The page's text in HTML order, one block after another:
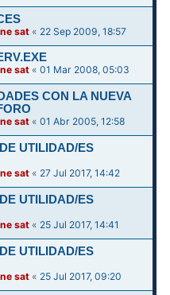
sat « 22 Sep 2009, 18:57
sat «01 Mar 2008, 05:03
CON LA NUEVA
sat «01 Abr 2005, 12:58
UTILIDAD/ES
sat « 27 Jul 2017, 14:42
UTILIDAD/ES
sat « 25 Jul 2017, 14:41
UTILIDAD/ES
sat « 25 Jul 2017, 09:20